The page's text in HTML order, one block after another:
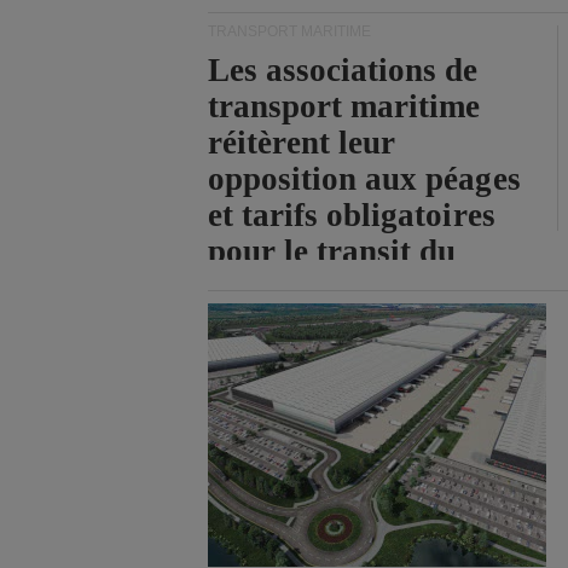
Les associations de
transport maritime
réitèrent leur
opposition aux péages
et tarifs obligatoires
pour le transit du